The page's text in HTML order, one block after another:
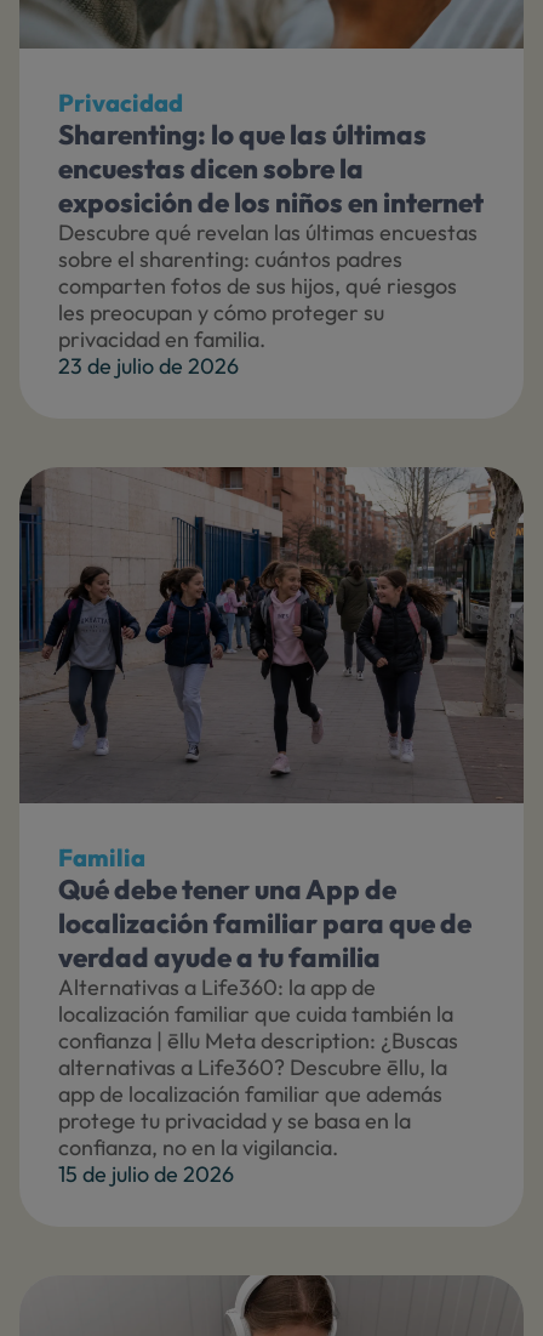
Privacidad
Sharenting: lo que las últimas
encuestas dicen sobre la
exposición de los niños en internet
Descubre qué revelan las últimas encuestas
sobre el sharenting: cuántos padres
comparten fotos de sus hijos, qué riesgos
les preocupan y cómo proteger su
privacidad en familia.
23 de julio de 2026
Familia
Qué debe tener una App de
localización familiar para que de
verdad ayude a tu familia
Alternativas a Life360: la app de
localización familiar que cuida también la
confianza | ēllu Meta description: ¿Buscas
alternativas a Life360? Descubre ēllu, la
app de localización familiar que además
protege tu privacidad y se basa en la
confianza, no en la vigilancia.
15 de julio de 2026